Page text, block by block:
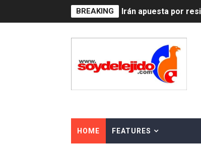
BREAKING Dominicana
Un derrumbe en el
Condenan a dos
HOME FEATURES